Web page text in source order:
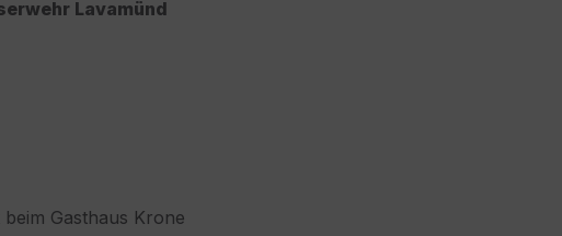
Lavamünd
Gasthaus Krone